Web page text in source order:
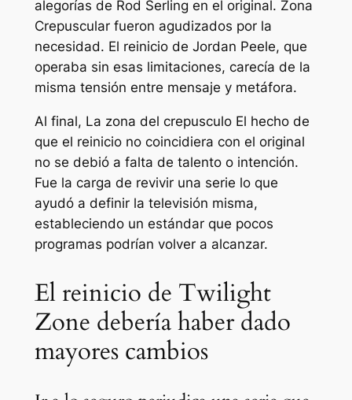
alegorías de Rod Serling en el original. Zona
Crepuscularfueron agudizados por la
necesidad. El reinicio de Jordan Peele, que
operaba sin esas limitaciones, carecía de la
misma tensión entre mensaje y metáfora.
Al final, La zona del crepusculoEl hecho de
que el reinicio no coincidiera con el original
no se debió a falta de talento o intención.
Fue la carga de revivir una serie lo que
ayudó a definir la televisión misma,
estableciendo un estándar que pocos
programas podrían volver a alcanzar.
El reinicio de Twilight
Zone debería haber dado
mayores cambios